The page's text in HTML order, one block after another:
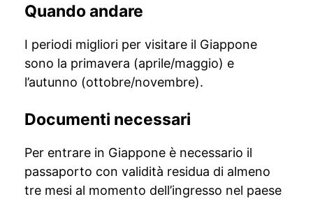
Quando andare
I periodi migliori per visitare il Giappone
sono la primavera (aprile/maggio) e
l’autunno (ottobre/novembre).
Documenti necessari
Per entrare in Giappone è necessario il
passaporto con validità residua di almeno
tre mesi al momento dell’ingresso nel paese